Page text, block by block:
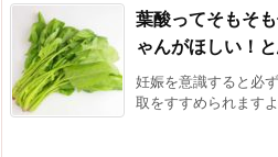
葉酸ってそもそ
ゃんがほしい！
妊娠を意識すると必
取をすすめられます